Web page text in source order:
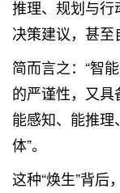
推理、规划与
决策建议，甚至
简而言之：“智
的严谨性，又具
能感知、能推理
体”。
这种“焕生”背后